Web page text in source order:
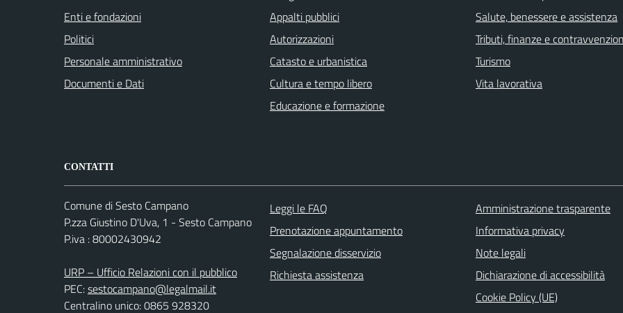
Enti e fondazioni
Politici
Personale amministrativo
Documenti e Dati
Appalti pubblici
Autorizzazioni
Catasto e urbanistica
Cultura e tempo libero
Educazione e formazione
Salute, benessere e assistenza
Tributi, finanze e
Turismo
Vita lavorativa
CONTATTI
Comune di Sesto Campano
P.zza Giustino D'Uva, 1 - Sesto Campano
P.iva : 80002430942
URP – Ufficio Relazioni con il pubblico
PEC:sestocampano@legalmail.it
Centralino unico: 0865 928320
Leggi le FAQ
Prenotazione appuntamento
Segnalazione disservizio
Richiesta assistenza
Amministrazione trasparente
Informativa privacy
Note legali
Dichiarazione di accessibilità
Cookie Policy (UE)